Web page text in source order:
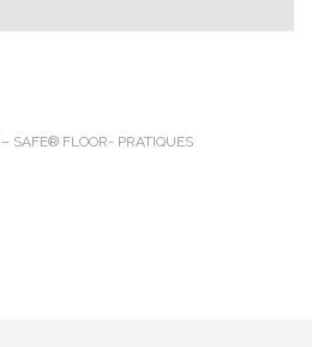
SAFE® FLOOR- PRATIQUES